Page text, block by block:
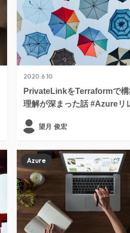
2020.6.10
PrivateLinkをTerraformで構
理解が深まった話 #Azureリ
望月 俊宏
Azure